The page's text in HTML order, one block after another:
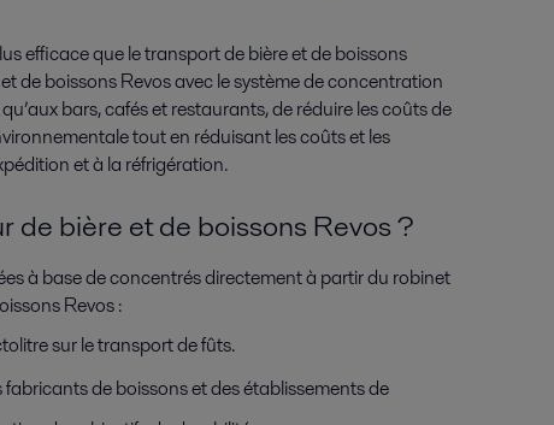
efficace que le transport de bière et de boissons
de boissons Revos avec le système de concentration
bars, cafés et restaurants, de réduire les coûts de
tout en réduisant les coûts et les
et à la réfrigération.
de bière et de boissons Revos ?
à base de concentrés directement à partir du robinet
Revos :
sur le transport de fûts.
fabricants de boissons et des établissements de